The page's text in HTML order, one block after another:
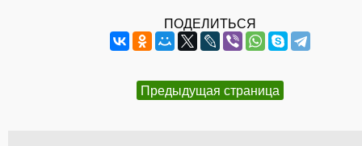
ПОДЕЛИТЬСЯ
Предыдущая страница